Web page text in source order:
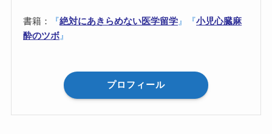
書籍： 『絶対にあきらめない医学留学 』 『小児心臓麻
酔のツボ 』
プロフィール